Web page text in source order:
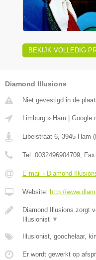
BEKIJK VOLLEDIG
Diamond Illusions
Niet gevestigd in de
Limburg » Ham Google
Libelstraat 6, 3945 Ham (
Tel: 0032496904709, Fax:
E-mail › Diamond
Website: http://
Diamond Illusions zorgt
Illusionist ▼
Illusionist, goochelaar,
Er wordt gewerkt op